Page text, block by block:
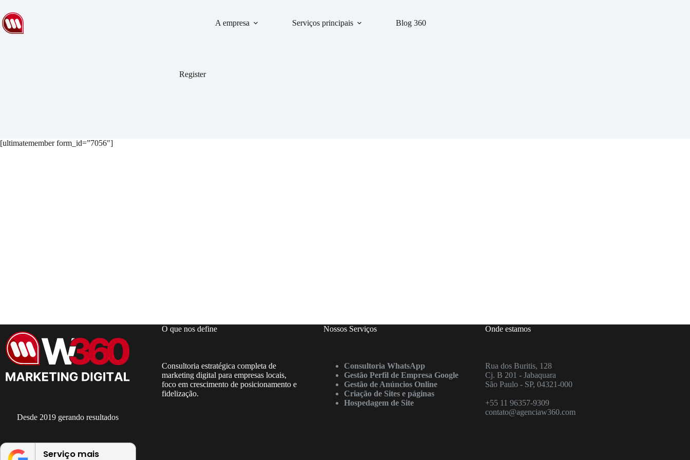
A empresa Serviços principais Blog 360
Register
[ultimatemember form_id=”7056″]
Desde 2019 gerando resultados
Serviço mais
O que nos define
Consultoria estratégica completa de
marketing digital para empresas locais,
foco em crescimento de posicionamento e
fidelização.
Nossos Serviços
Consultoria WhatsApp
Gestão Perfil de Empresa Google
Gestão de Anúncios Online
Criação de Sites e páginas
Hospedagem de Site
Onde estamos
Rua dos Buritis, 128
Cj. B 201 - Jabaquara
São Paulo - SP, 04321-000
+55 11 96357-9309
contato@agenciaw360.com